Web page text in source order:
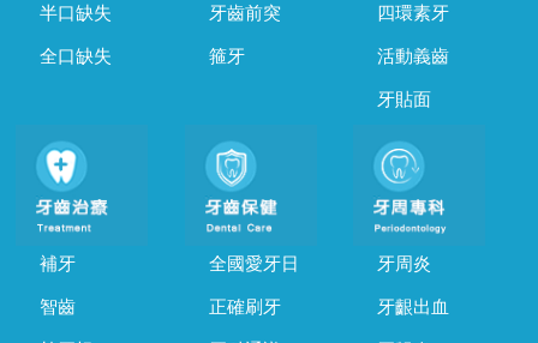
半口缺失
全口缺失
牙齒前突
箍牙
四環素牙
活動義齒
牙貼面
補牙
智齒
全國愛牙日
正確刷牙
牙周炎
牙齦出血